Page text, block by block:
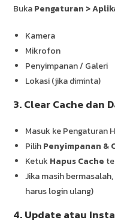
BukaPengaturan >
Kamera
Mikrofon
Penyimpanan / Galeri
Lokasi (jika diminta)
3. Clear Cache dan
Masuk ke Pengaturan
PilihPenyimpanan &
Ketuk Hapus Cache
Jika masih
harus login ulang)
4. Update atau